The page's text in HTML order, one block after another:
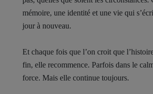
mémoire, une identité et une vie qui
jour à nouveau.
Et chaque fois que l’on croit que
fin, elle recommence. Parfois dans le
force. Mais elle continue toujours.